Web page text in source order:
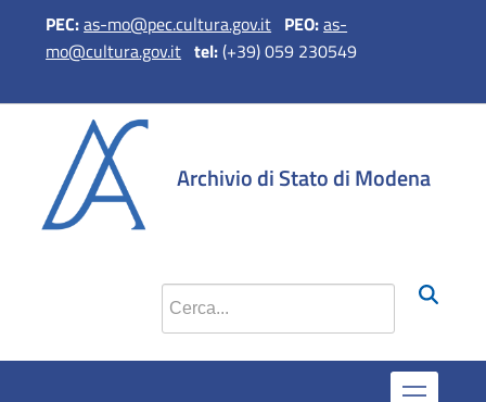
PEC:as-mo@pec.cultura.gov.it PEO:as-
mo@cultura.gov.it tel:(+39) 059 230549
Archivio di Stato di Modena
Cerca nel sito